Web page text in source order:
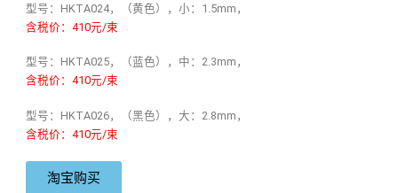
型号：HKTA024，（黄色），小：1.5mm，
含税价：410元/束
型号：HKTA025，（蓝色），中：2.3mm，
含税价：410元/束
型号：HKTA026，（黑色），大：2.8mm，
含税价：410元/束
淘宝购买